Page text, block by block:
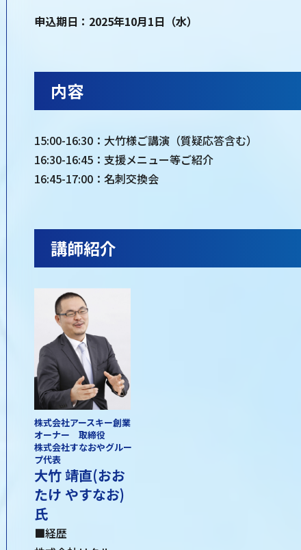
申込期日：2025年10月1日（水）
内容
15:00-16:30：大竹様ご講演（質疑応答含む）
16:30-16:45：支援メニュー等ご紹介
16:45-17:00：名刺交換会
講師紹介
株式会社アースキー創業
オーナー 取締役
株式会社すなおやグルー
プ代表
大竹 靖直(おお
たけ やすなお)
氏
■経歴